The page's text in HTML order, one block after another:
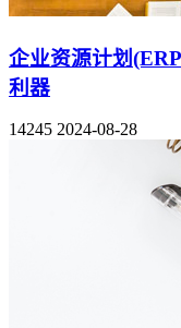
企业资源计划
利器
14245 2024-08-28